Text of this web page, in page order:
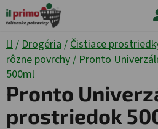
Prejsť na obsah
Domov
/ Drogéria / Čistiace
rôzne povrchy/ Pronto
500ml
Pronto
prostriedok